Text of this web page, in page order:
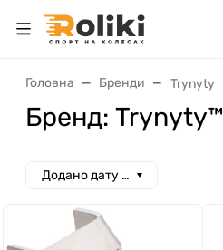
Головна Бренди Trynyty
Бренд: Trynyty™
Додано дату спад